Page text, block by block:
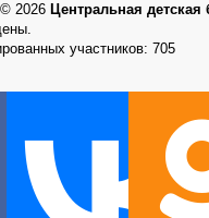
2026 Центральная детская
участников: 705